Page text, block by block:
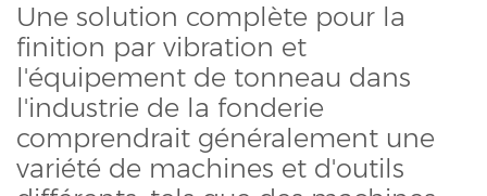
Une solution complète pour la
finition par vibration et
l'équipement de tonneau dans
l'industrie de la fonderie
comprendrait généralement une
variété de machines et d'outils